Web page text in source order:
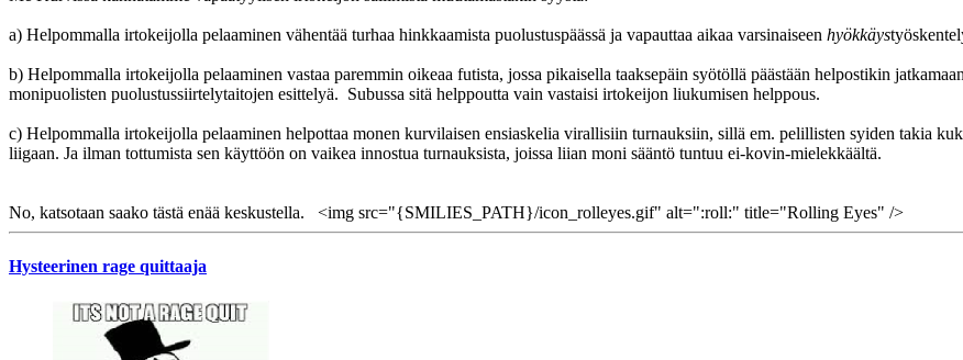
a) Helpommalla irtokeijolla pelaaminen vähentää turhaa hinkkaamista puolustuspäässä ja vapauttaa aikaa varsinaiseen hyökkäys
b) Helpommalla irtokeijolla pelaaminen vastaa paremmin oikeaa futista, jossa pikaisella taaksepäin syötöllä päästään helpostikin
monipuolisten puolustussiirtelytaitojen esittelyä. Subussa sitä helppoutta vain vastaisi irtokeijon liukumisen helppous.
c) Helpommalla irtokeijolla pelaaminen helpottaa monen kurvilaisen ensiaskelia virallisiin turnauksiin, sillä em. pelillisten syiden takia
liigaan. Ja ilman tottumista sen käyttöön on vaikea innostua turnauksista, joissa liian moni sääntö tuntuu ei-kovin-mielekkäältä.
No, katsotaan saako tästä enää keskustella. <img src="{SMILIES_PATH}/icon_rolleyes.gif" alt=":roll:" title="Rolling Eyes" />
Hysteerinen rage quittaaja